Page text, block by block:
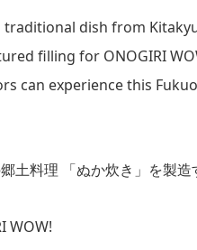
traditional dish from
filling for ONOGIRI
can experience this